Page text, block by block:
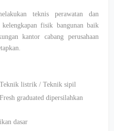
teknis perawatan dan
fisik bangunan baik
kantor cabang perusahaan
listrik / Teknik sipil
graduated dipersilahkan
dasar